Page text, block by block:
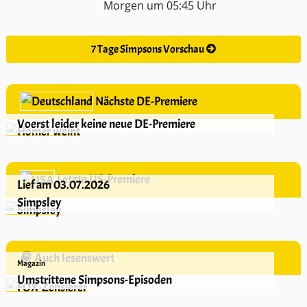
Morgen um 05:45 Uhr
7 Tage Simpsons Vorschau
Nächste DE-Premiere
Voerst leider keine neue DE-Premiere
Letzte US-Premiere
Lief am 03.07.2026
Simpsley
Auch lesenswert
Magazin
Umstrittene Simpsons-Episoden